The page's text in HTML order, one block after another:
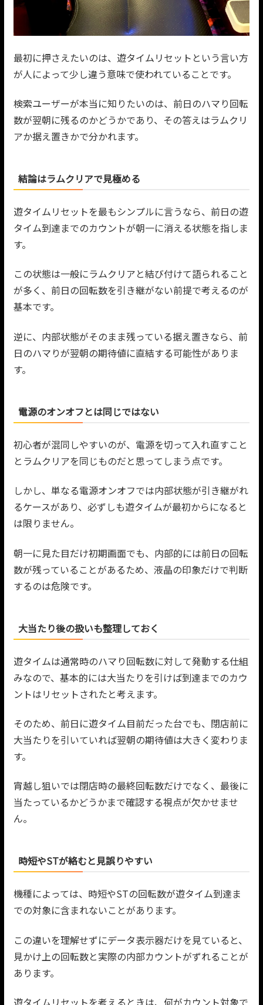
最初に押さえたいのは、遊タイムリセットという言い方
が人によって少し違う意味で使われていることです。
検索ユーザーが本当に知りたいのは、前日のハマり回転
数が翌朝に残るのかどうかであり、その答えはラムクリ
アか据え置きかで分かれます。
結論はラムクリアで見極める
遊タイムリセットを最もシンプルに言うなら、前日の遊
タイム到達までのカウントが朝一に消える状態を指しま
す。
この状態は一般にラムクリアと結び付けて語られること
が多く、前日の回転数を引き継がない前提で考えるのが
基本です。
逆に、内部状態がそのまま残っている据え置きなら、前
日のハマりが翌朝の期待値に直結する可能性がありま
す。
電源のオンオフとは同じではない
初心者が混同しやすいのが、電源を切って入れ直すこと
とラムクリアを同じものだと思ってしまう点です。
しかし、単なる電源オンオフでは内部状態が引き継がれ
るケースがあり、必ずしも遊タイムが最初からになると
は限りません。
朝一に見た目だけ初期画面でも、内部的には前日の回転
数が残っていることがあるため、液晶の印象だけで判断
するのは危険です。
大当たり後の扱いも整理しておく
遊タイムは通常時のハマり回転数に対して発動する仕組
みなので、基本的には大当たりを引けば到達までのカウ
ントはリセットされたと考えます。
そのため、前日に遊タイム目前だった台でも、閉店前に
大当たりを引いていれば翌朝の期待値は大きく変わりま
す。
宵越し狙いでは閉店時の最終回転数だけでなく、最後に
当たっているかどうかまで確認する視点が欠かせませ
ん。
時短やSTが絡むと見誤りやすい
機種によっては、時短やSTの回転数が遊タイム到達ま
での対象に含まれないことがあります。
この違いを理解せずにデータ表示器だけを見ていると、
見かけ上の回転数と実際の内部カウントがずれることが
あります。
遊タイムリセットを考えるときは、何がカウント対象で